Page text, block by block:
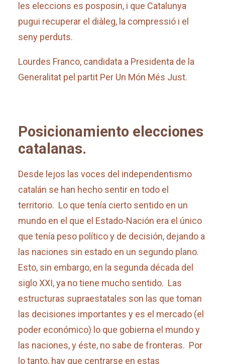
les eleccions es posposin, i que Catalunya
pugui recuperar el diàleg, la compressió i el
seny perduts.
Lourdes Franco, candidata a Presidenta de la
Generalitat pel partit Per Un Món Més Just.
Posicionamiento elecciones
catalanas.
Desde lejos las voces del independentismo
catalán se han hecho sentir en todo el
territorio. Lo que tenía cierto sentido en un
mundo en el que el Estado-Nación era el único
que tenía peso político y de decisión, dejando a
las naciones sin estado en un segundo plano.
Esto, sin embargo, en la segunda década del
siglo XXI, ya no tiene mucho sentido. Las
estructuras supraestatales son las que toman
las decisiones importantes y es el mercado (el
poder económico) lo que gobierna el mundo y
las naciones, y éste, no sabe de fronteras. Por
lo tanto, hay que centrarse en estas